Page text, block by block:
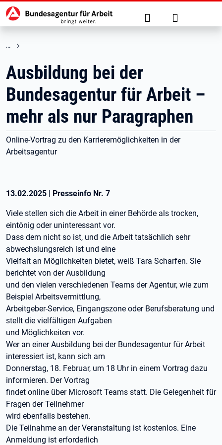
zu den Hauptinhalten springen
Hauptnavigation Suche Anmelden
Ausbildung bei der
Bundesagentur für Arbeit –
mehr als nur Paragraphen
Online-Vortrag zu den Karrieremöglichkeiten in der
Arbeitsagentur
13.02.2025 | Presseinfo Nr. 7
Viele stellen sich die Arbeit in einer Behörde als trocken,
eintönig oder uninteressant vor.
Dass dem nicht so ist, und die Arbeit tatsächlich sehr
abwechslungsreich ist und eine
Vielfalt an Möglichkeiten bietet, weiß Tara Scharfen. Sie
berichtet von der Ausbildung
und den vielen verschiedenen Teams der Agentur, wie zum
Beispiel Arbeitsvermittlung,
Arbeitgeber-Service, Eingangszone oder Berufsberatung und
stellt die vielfältigen Aufgaben
und Möglichkeiten vor.
Wer an einer Ausbildung bei der Bundesagentur für Arbeit
interessiert ist, kann sich am
Donnerstag, 18. Februar, um 18 Uhr in einem Vortrag dazu
informieren. Der Vortrag
findet online über Microsoft Teams statt. Die Gelegenheit für
Fragen der Teilnehmer
wird ebenfalls bestehen.
Die Teilnahme an der Veranstaltung ist kostenlos. Eine
Anmeldung ist erforderlich